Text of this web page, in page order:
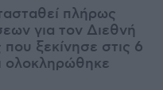
πλήρως
για τον Διεθνή
ξεκίνησε στις 6
ολοκληρώθηκε